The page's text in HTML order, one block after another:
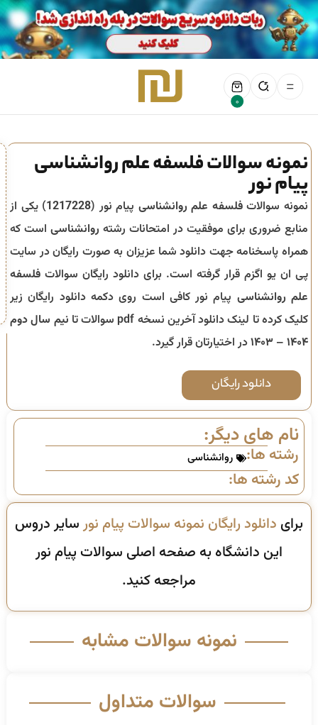
0
نمونه سوالات فلسفه علم روانشناسی
پیام نور
نمونه سوالاتفلسفه علم روانشناسی پیام نور (1217228) یکی از
منابع ضروری برای موفقیت در امتحانات رشته روانشناسی است که
همراه پاسخنامه جهت دانلود شما عزیزان به صورت رایگان در سایت
پی ان یو اگزم قرار گرفته است. برای دانلود رایگان سوالات فلسفه
علم روانشناسی پیام نور کافی است روی دکمه دانلود رایگان زیر
کلیک کرده تا لینک دانلود آخرین نسخه pdf سوالات تا
نیم سال دوم
۱۴۰۴ – ۱۴۰۳
در اختیارتان قرار گیرد.
دانلود رایگان
نام های دیگر:
رشته ها: روانشناسی
کد رشته ها:
برای دانلود رایگان نمونه سوالات پیام نورسایر دروس
این دانشگاه به صفحه اصلی سوالات پیام نور
مراجعه کنید.
نمونه سوالات مشابه
سوالات متداول